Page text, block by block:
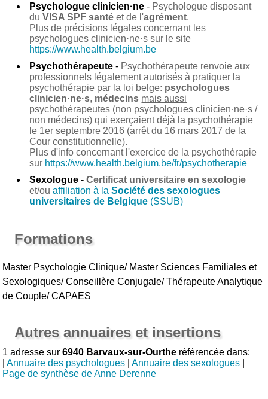
Psychologue clinicien·ne - Psychologue disposant
duVISA SPF santé et de l'agrément.
Plus de précisions légales concernant les
psychologues clinicien·ne·s sur le site
https://www.health.belgium.be
Psychothérapeute - Psychothérapeute renvoie aux
professionnels légalement autorisés à pratiquer la
psychothérapie par la loi belge: psychologues
clinicien·ne·s, médecins mais aussi
psychothérapeutes (non psychologues clinicien·ne·s /
non médecins) qui exerçaient déjà la psychothérapie
le 1er septembre 2016 (arrêt du 16 mars 2017 de la
Cour constitutionnelle).
Plus d'info concernant l'exercice de la psychothérapie
sur https://www.health.belgium.be/fr/psychotherapie
Sexologue -Certificat universitaire en sexologie
et/ouaffiliation à laSociété des sexologues
universitaires de Belgique (SSUB)
Formations
Master Psychologie Clinique/ Master Sciences Familiales et
Sexologiques/ Conseillère Conjugale/ Thérapeute Analytique
de Couple/ CAPAES
Autres annuaires et insertions
1 adresse sur6940 Barvaux-sur-Ourthe référencée dans:
|Annuaire des psychologues |Annuaire des sexologues
Page de synthèse de Anne Derenne